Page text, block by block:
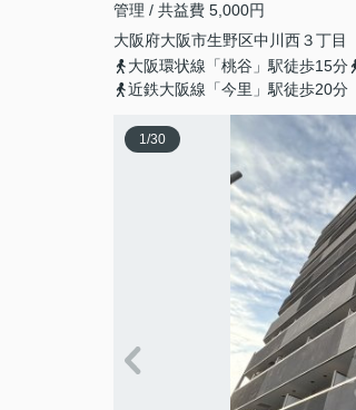
管理 / 共益費 5,000円
大阪府大阪市生野区中川西３丁目
大阪環状線「桃谷」駅徒歩15分
近鉄大阪線「今里」駅徒歩20分
1/30